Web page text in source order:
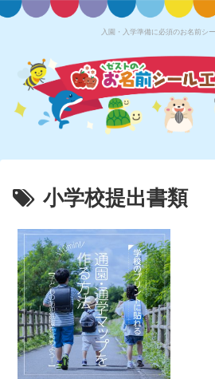
入園・入学準備に必須のお名前シ
小学校提出書類